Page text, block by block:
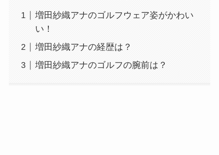
増田紗織アナのゴルフウェア姿がかわい
い！
増田紗織アナの経歴は？
増田紗織アナのゴルフの腕前は？